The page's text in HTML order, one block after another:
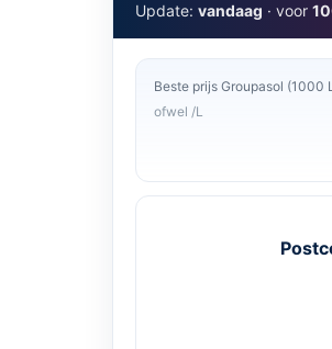
Update: vandaag · voor
Beste prijs Groupasol (1000
ofwel /L